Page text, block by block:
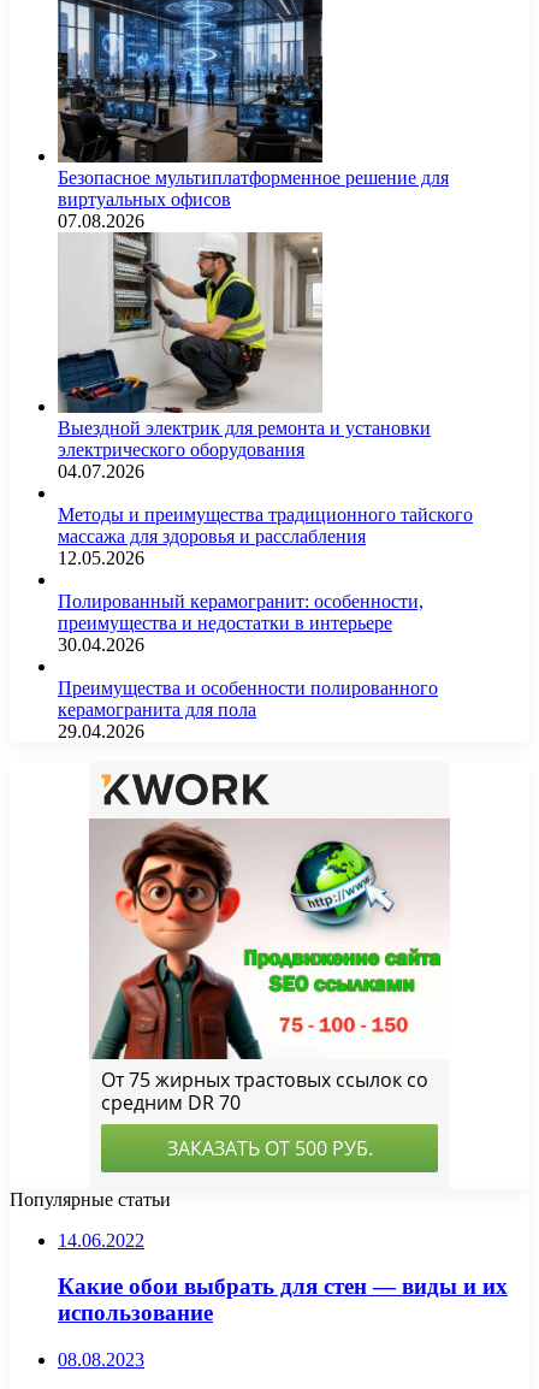
Безопасное мультиплатформенное решение для
виртуальных офисов
07.08.2026
Выездной электрик для ремонта и установки
электрического оборудования
04.07.2026
Методы и преимущества традиционного тайского
массажа для здоровья и расслабления
12.05.2026
Полированный керамогранит: особенности,
преимущества и недостатки в интерьере
30.04.2026
Преимущества и особенности полированного
керамогранита для пола
29.04.2026
Популярные статьи
14.06.2022
Какие обои выбрать для стен — виды и их
использование
08.08.2023